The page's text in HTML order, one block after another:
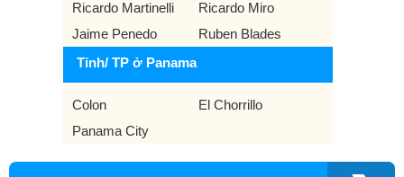
Ricardo Martinelli
Ricardo Miro
Jaime Penedo
Ruben Blades
Tỉnh/ TP ở Panama
Colon
El Chorrillo
Panama City